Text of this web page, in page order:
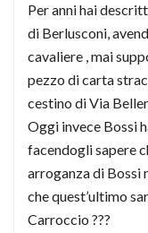
Per anni hai
di Berlusconi,
cavaliere , mai
pezzo di carta
cestino di Via
Oggi invece Bossi
facendogli sapere
arroganza di Bossi
che quest’ultimo
Carroccio ???